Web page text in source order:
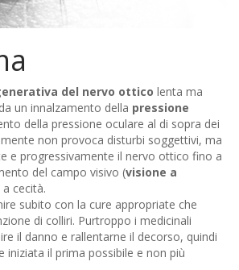
del nervo ottico lenta ma
un innalzamento della pressione
della pressione oculare al di sopra dei
non provoca disturbi soggettivi, ma
e progressivamente il nervo ottico fino a
del campo visivo (visione a
cecità.
subito con la cure appropriate che
di colliri. Purtroppo i medicinali
il danno e rallentarne il decorso, quindi
iniziata il prima possibile e non più